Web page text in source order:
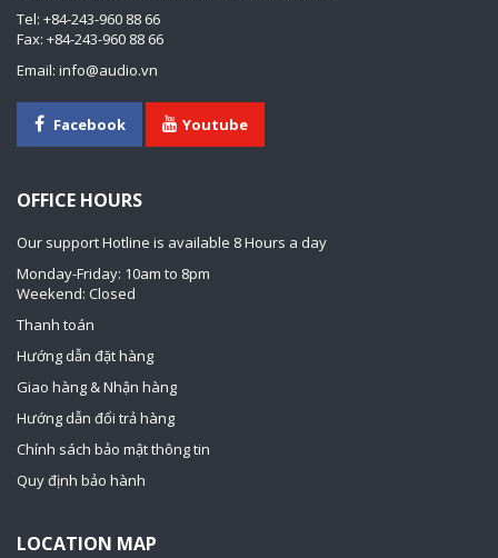
Tel: +84-243-960 88 66
Fax: +84-243-960 88 66
Email: info@audio.vn
Facebook Youtube
OFFICE HOURS
Our support Hotline is available 8 Hours a day
Monday-Friday: 10am to 8pm
Weekend: Closed
Thanh toán
Hướng dẫn đặt hàng
Giao hàng & Nhận hàng
Hướng dẫn đổi trả hàng
Chính sách bảo mật thông tin
Quy định bảo hành
LOCATION MAP